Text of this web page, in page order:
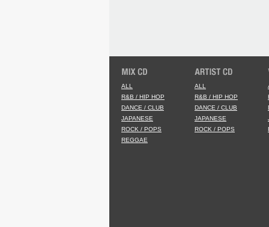
ALL
R&B / HIP HOP
DANCE / CLUB
JAPANESE
ROCK / POPS
REGGAE
ALL
R&B / HIP HOP
DANCE / CLUB
JAPANESE
ROCK / POPS